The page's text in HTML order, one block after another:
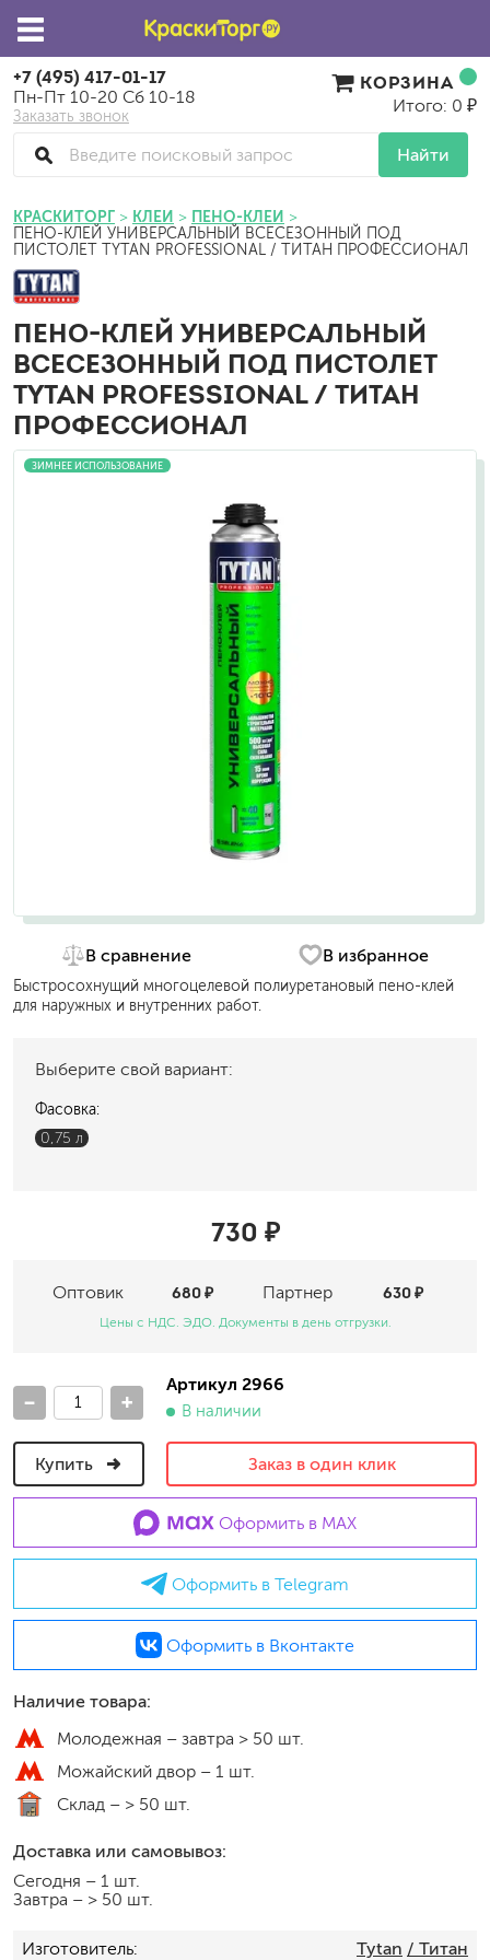
+7 (495) 417-01-17
Пн-Пт 10-20 Сб 10-18
Заказать звонок
Найти
КОРЗИНА
Итого: 0 ₽
КРАСКИТОРГ КЛЕИ ПЕНО-КЛЕИ
ПЕНО-КЛЕЙ УНИВЕРСАЛЬНЫЙ ВСЕСЕЗОННЫЙ ПОД
ПИСТОЛЕТ TYTAN PROFESSIONAL / ТИТАН ПРОФЕССИОНАЛ
ПЕНО-КЛЕЙ УНИВЕРСАЛЬНЫЙ
ВСЕСЕЗОННЫЙ ПОД ПИСТОЛЕТ
TYTAN PROFESSIONAL / ТИТАН
ПРОФЕССИОНАЛ
ЗИМНЕЕ ИСПОЛЬЗОВАНИЕ
В сравнение В избранное
Быстросохнущий многоцелевой полиуретановый пено-клей
для наружных и внутренних работ.
Выберите свой вариант:
Фасовка:
0,75 л
730 ₽
Оптовик Партнер
680 ₽ 630 ₽
Цены с НДС. ЭДО. Документы в день отгрузки.
- +
Артикул 2966
В наличии
Купить Заказ в один клик
Оформить в MAX
Оформить в Telegram
Оформить в Вконтакте
Наличие товара:
Молодежная – завтра > 50 шт.
Можайский двор – 1 шт.
Склад – > 50 шт.
Доставка или самовывоз:
Сегодня – 1 шт.
Завтра – > 50 шт.
Изготовитель Tytan / Титан